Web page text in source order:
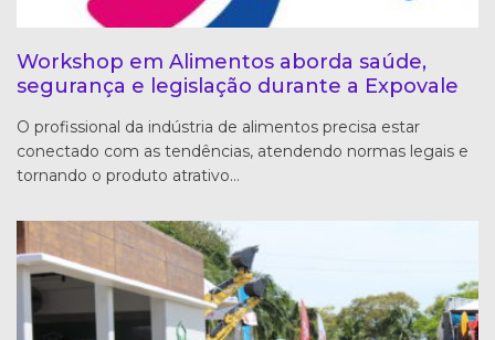
Workshop em Alimentos aborda saúde,
segurança e legislação durante a Expovale
O profissional da indústria de alimentos precisa estar
conectado com as tendências, atendendo normas legais e
tornando o produto atrativo…